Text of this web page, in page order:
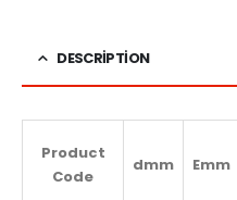
DESCRIPTION
Product
Code
dmm Emm